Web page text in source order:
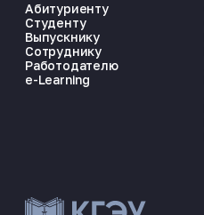
Абитуриенту
Студенту
Выпускнику
Сотруднику
Работодателю
e-Learning